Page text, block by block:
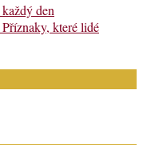
den
které lidé